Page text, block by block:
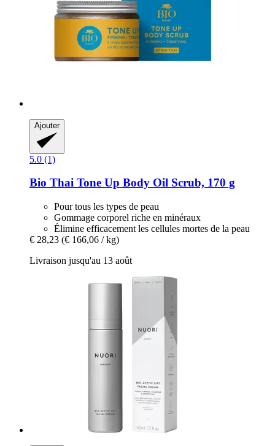
Ajouter
5.0 (1)
Bio Thai Tone Up Body Oil Scrub, 170 g
Pour tous les types de peau
Gommage corporel riche en minéraux
Élimine efficacement les cellules mortes de la peau
€ 28,23 (€ 166,06 / kg)
Livraison jusqu'au 13 août